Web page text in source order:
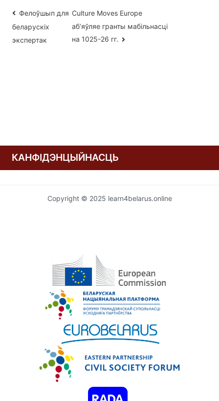
Навігацыя
па
Фелоўшып для
беларускіх
экспертак
Culture Moves Europe
аб’яўляе гранты мабільнасці
на 1025-26 гг.
КАНФІДЭНЦЫЙНАСЦЬ
Copyright © 2025 learn4belarus.online